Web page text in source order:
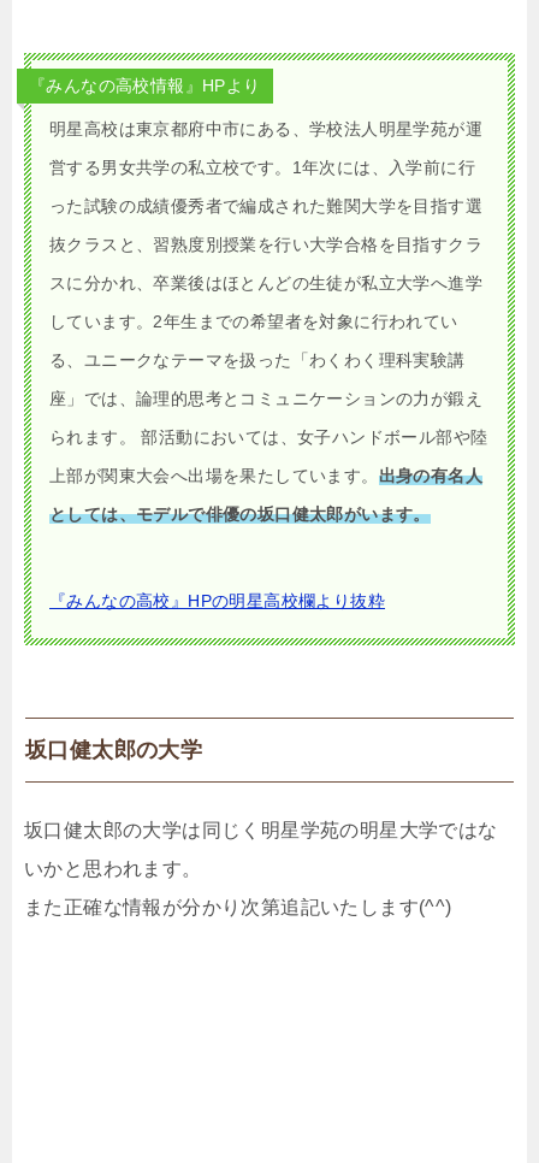
『みんなの高校情報』HPより
明星高校は東京都府中市にある、学校法人明星学苑が運
営する男女共学の私立校です。1年次には、入学前に行
った試験の成績優秀者で編成された難関大学を目指す選
抜クラスと、習熟度別授業を行い大学合格を目指すクラ
スに分かれ、卒業後はほとんどの生徒が私立大学へ進学
しています。2年生までの希望者を対象に行われてい
る、ユニークなテーマを扱った「わくわく理科実験講
座」では、論理的思考とコミュニケーションの力が鍛え
られます。 部活動においては、女子ハンドボール部や陸
上部が関東大会へ出場を果たしています。 出身の有名人
としては、モデルで俳優の坂口健太郎がいます。
『みんなの高校』HPの明星高校欄より抜粋
坂口健太郎の大学
坂口健太郎の大学は同じく明星学苑の明星大学ではな
いかと思われます。
また正確な情報が分かり次第追記いたします(^^)